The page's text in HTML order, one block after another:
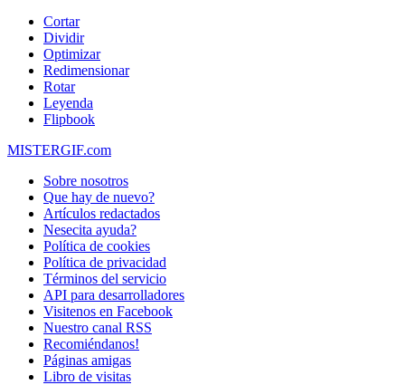
Cortar
Dividir
Optimizar
Redimensionar
Rotar
Leyenda
Flipbook
MISTERGIF.com
Sobre nosotros
Que hay de nuevo?
Artículos redactados
Nesecita ayuda?
Política de cookies
Política de privacidad
Términos del servicio
API para desarrolladores
Visitenos en Facebook
Nuestro canal RSS
Recomiéndanos!
Páginas amigas
Libro de visitas